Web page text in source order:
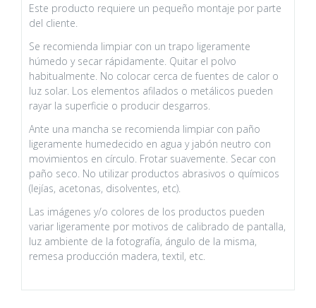
Este producto requiere un pequeño montaje por parte
del cliente.
Se recomienda limpiar con un trapo ligeramente
húmedo y secar rápidamente. Quitar el polvo
habitualmente. No colocar cerca de fuentes de calor o
luz solar. Los elementos afilados o metálicos pueden
rayar la superficie o producir desgarros.
Ante una mancha se recomienda limpiar con paño
ligeramente humedecido en agua y jabón neutro con
movimientos en círculo. Frotar suavemente. Secar con
paño seco. No utilizar productos abrasivos o químicos
(lejías, acetonas, disolventes, etc).
Las imágenes y/o colores de los productos pueden
variar ligeramente por motivos de calibrado de pantalla,
luz ambiente de la fotografía, ángulo de la misma,
remesa producción madera, textil, etc.